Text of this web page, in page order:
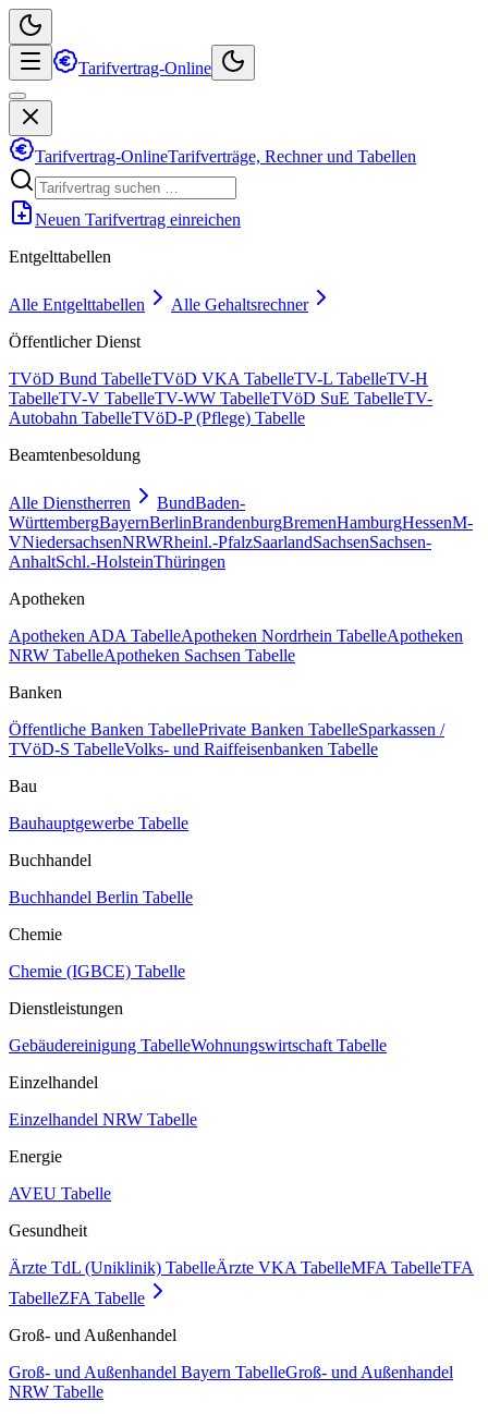
Tarifvertrag-Online
Tarifvertrag-OnlineTarifverträge, Rechner und Tabellen
Neuen Tarifvertrag einreichen
Entgelttabellen
Alle Entgelttabellen
Alle Gehaltsrechner
Öffentlicher Dienst
TVöD Bund TabelleTVöD VKA TabelleTV-L TabelleTV-H
TabelleTV-V TabelleTV-WW TabelleTVöD SuE TabelleTV-
Autobahn TabelleTVöD-P (Pflege) Tabelle
Beamtenbesoldung
Alle Dienstherren BundBaden-
WürttembergBayernBerlinBrandenburgBremenHamburgHessenM-
VNiedersachsenNRWRheinl.-PfalzSaarlandSachsenSachsen-
AnhaltSchl.-HolsteinThüringen
Apotheken
Apotheken ADA TabelleApotheken Nordrhein TabelleApotheken
NRW TabelleApotheken Sachsen Tabelle
Banken
Öffentliche Banken TabellePrivate Banken TabelleSparkassen /
TVöD-S TabelleVolks- und Raiffeisenbanken Tabelle
Bau
Bauhauptgewerbe Tabelle
Buchhandel
Buchhandel Berlin Tabelle
Chemie
Chemie (IGBCE) Tabelle
Dienstleistungen
Gebäudereinigung TabelleWohnungswirtschaft Tabelle
Einzelhandel
Einzelhandel NRW Tabelle
Energie
AVEU Tabelle
Gesundheit
Ärzte TdL (Uniklinik) TabelleÄrzte VKA TabelleMFA TabelleTFA
TabelleZFA Tabelle
Groß- und Außenhandel
Groß- und Außenhandel Bayern TabelleGroß- und Außenhandel
NRW Tabelle